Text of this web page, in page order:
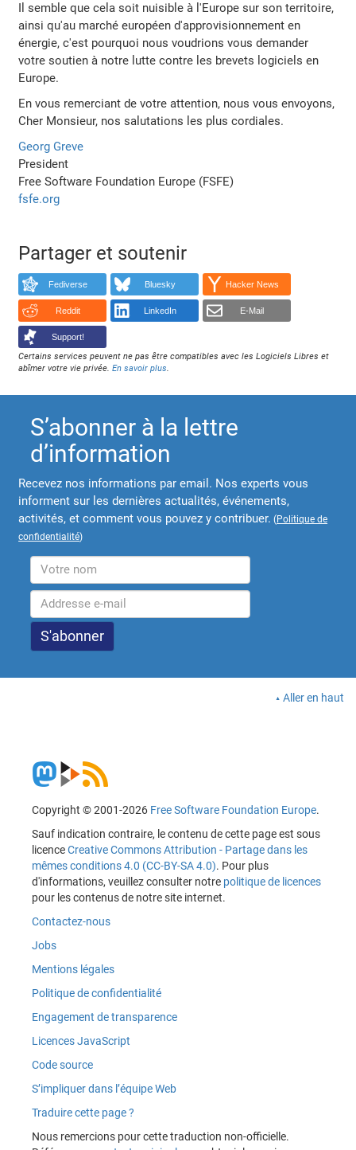
Il semble que cela soit nuisible à l'Europe sur son territoire,
ainsi qu'au marché européen d'approvisionnement en
énergie, c'est pourquoi nous voudrions vous demander
votre soutien à notre lutte contre les brevets logiciels en
Europe.
En vous remerciant de votre attention, nous vous envoyons,
Cher Monsieur, nos salutations les plus cordiales.
Georg Greve
President
Free Software Foundation Europe (FSFE)
fsfe.org
Partager et soutenir
Fediverse Bluesky Hacker News
Reddit LinkedIn E-Mail
Support!
Certains services peuvent ne pas être compatibles avec les Logiciels Libres et
abîmer votre vie privée.En savoir plus
S’abonner à la lettre
d’information
Recevez nos informations par email. Nos experts vous
informent sur les dernières actualités, événements,
activités, et comment vous pouvez y contribuer. (Politique de
confidentialité)
Aller en haut
Copyright © 2001-2026 Free Software Foundation Europe.
Sauf indication contraire, le contenu de cette page est sous
licenceCreative Commons Attribution - Partage dans les
mêmes conditions 4.0 (CC-BY-SA 4.0). Pour plus
d'informations, veuillez consulter notre politique de licences
pour les contenus de notre site internet.
Contactez-nous
Jobs
Mentions légales
Politique de confidentialité
Engagement de transparence
Licences JavaScript
Code source
S’impliquer dans l’équipe Web
Traduire cette page ?
Nous remercions pour cette traduction non-officielle.